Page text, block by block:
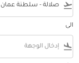
flight_takeoff
الى
flight_land